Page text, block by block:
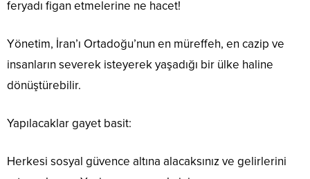
feryadı figan etmelerine ne hacet!
Yönetim, İran’ı Ortadoğu’nun en müreffeh, en cazip ve
insanların severek isteyerek yaşadığı bir ülke haline
dönüştürebilir.
Yapılacaklar gayet basit:
Herkesi sosyal güvence altına alacaksınız ve gelirlerini